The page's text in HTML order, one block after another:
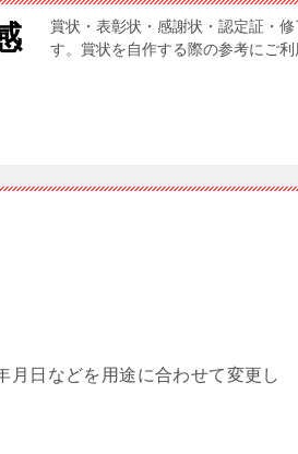
賞状・表彰状・感謝状・認定証・
す。賞状を自作する際の参考にご利
月日などを用途に合わせて変更し